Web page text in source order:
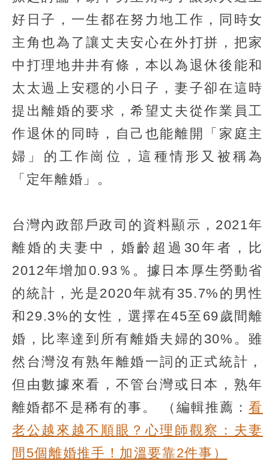
好日子，一生都在努力地工作，同時女
主角也為了讓丈夫安心在外打拼，把家
中打理地井井有條，本以為退休後能和
太太過上安穩的小日子，妻子卻在這時
提出離婚的要求，希望丈夫從作業員工
作退休的同時，自己也能離開「家庭主
婦」的工作崗位，這種情形又被稱為
「定年離婚」。
台灣內政部戶政司的資料顯示，2021年
離婚的夫妻中，婚齡超過30年者，比
2012年增加0.93％。據日本厚生勞動省
的統計，光是2020年就有35.7%的男性
和29.3%的女性，選擇在45至69歲間離
婚，比率達到所有離婚夫婦的30%。雖
然台灣沒有熟年離婚一詞的正式統計，
但由數據來看，不管台灣或日本，熟年
離婚都不是稀有的事。
（編輯推薦：看
老公越來越不順眼？心理師觀察：夫妻
間5個離婚推手！加溫要靠2件事）